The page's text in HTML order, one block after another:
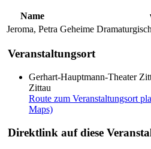
Name
Jeroma, Petra Geheime
Veranstaltungsort
Gerhart-Hauptmann-Theater
Zittau
Route zum Veranstaltungsort
Maps)
Direktlink auf diese